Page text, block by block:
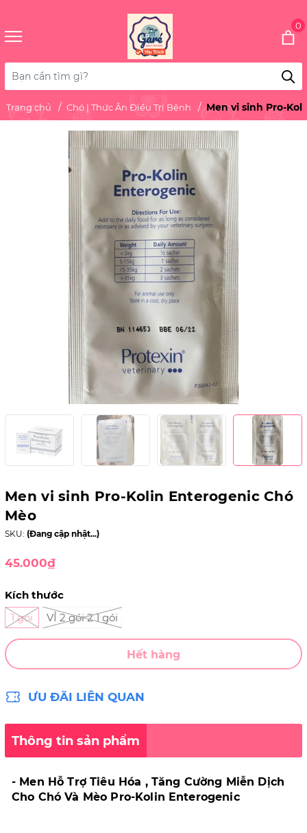
0
Trang chủ Chó | Thức Ăn Điều Trị Bệnh Men vi sinh Pro-
Men vi sinh Pro-Kolin Enterogenic Chó
Mèo
SKU: (Đang cập nhật...)
45.000₫
Kích thước
1 gói
VỈ 2 gói 2 1 gói
Hết hàng
ƯU ĐÃI LIÊN QUAN
Thông tin sản phẩm
- Men Hỗ Trợ Tiêu Hóa , Tăng Cường Miễn Dịch
Cho Chó Và Mèo Pro-Kolin Enterogenic